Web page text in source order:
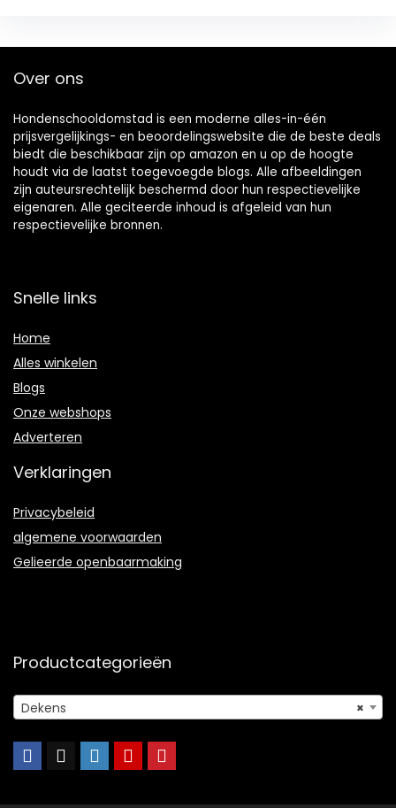
Over ons
Hondenschooldomstad is een moderne alles-in-één
prijsvergelijkings- en beoordelingswebsite die de beste deals
biedt die beschikbaar zijn op amazon en u op de hoogte
houdt via de laatst toegevoegde blogs. Alle afbeeldingen
zijn auteursrechtelijk beschermd door hun respectievelijke
eigenaren. Alle geciteerde inhoud is afgeleid van hun
respectievelijke bronnen.
Snelle links
Home
Alles winkelen
Blogs
Onze webshops
Adverteren
Verklaringen
Privacybeleid
algemene voorwaarden
Gelieerde openbaarmaking
Productcategorieën
×
Dekens